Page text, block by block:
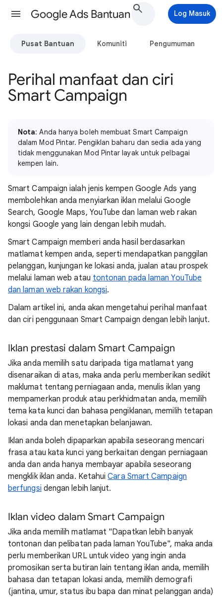
Google Ads Bantuan Log Masuk
Pusat Bantuan Komuniti Pengumuman
Perihal manfaat dan ciri
Smart Campaign
Nota: Anda hanya boleh membuat Smart Campaign
dalam Mod Pintar. Pengiklan baharu dan sedia ada yang
tidak menggunakan Mod Pintar layak untuk pelbagai
kempen lain.
Smart Campaign ialah jenis kempen Google Ads yang
membolehkan anda menyiarkan iklan melalui Google
Search, Google Maps, YouTube dan laman web rakan
kongsi Google yang lain dengan lebih mudah.
Smart Campaign memberi anda hasil berdasarkan
matlamat kempen anda, seperti mendapatkan panggilan
pelanggan, kunjungan ke lokasi anda, jualan atau prospek
melalui laman web atau tontonan pada laman YouTube
dan laman web rakan kongsi.
Dalam artikel ini, anda akan mengetahui perihal manfaat
dan ciri penggunaan Smart Campaign dengan lebih lanjut.
Iklan prestasi dalam Smart Campaign
Jika anda memilih satu daripada tiga matlamat yang
disenaraikan di atas, maka anda perlu memberikan sedikit
maklumat tentang perniagaan anda, menulis iklan yang
mempamerkan produk atau perkhidmatan anda, memilih
tema kata kunci dan bahasa pengiklanan, memilih tetapan
lokasi anda dan menetapkan belanjawan.
Iklan anda boleh dipaparkan apabila seseorang mencari
frasa atau kata kunci yang berkaitan dengan perniagaan
anda dan anda hanya membayar apabila seseorang
mengklik iklan anda. KetahuiCara Smart Campaign
berfungsi dengan lebih lanjut.
Iklan video dalam Smart Campaign
Jika anda memilih matlamat "Dapatkan lebih banyak
tontonan dan pelibatan pada laman YouTube", maka anda
perlu memberikan URL untuk video yang ingin anda
promosikan serta butiran lain tentang iklan anda, memilih
bahasa dan tetapan lokasi anda, memilih demografi
(jantina, umur, status ibu bapa dan minat pelanggan anda)